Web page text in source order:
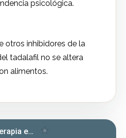
psicológica.
otros inhibidores de la
tadalafil no se altera
alimentos.